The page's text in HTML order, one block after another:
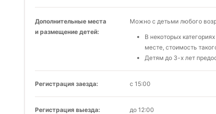
Дополнительные места
и размещение детей:
Можно с детьми любого
В некоторых
месте, стоимость
Детям до 3-х лет
Регистрация заезда: с 15:00
Регистрация выезда: до 12:00